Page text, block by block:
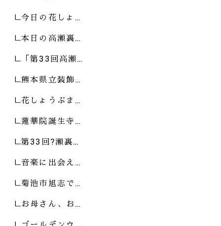
今日の花しょ…
本日の高瀬裏…
「第33回高瀬…
熊本県立装飾…
花しょうぶま…
蓮華院誕生寺…
第33回?瀬裏…
音楽に出会え…
菊池市旭志で…
お母さん、お…